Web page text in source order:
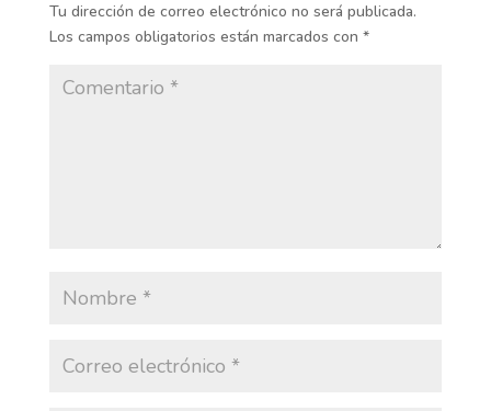
Tu dirección de correo electrónico no será publicada.
Los campos obligatorios están marcados con *